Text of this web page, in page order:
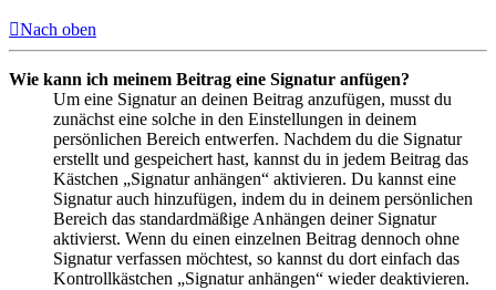
Nach oben
Wie kann ich meinem Beitrag eine Signatur anfügen?
Um eine Signatur an deinen Beitrag anzufügen, musst du
zunächst eine solche in den Einstellungen in deinem
persönlichen Bereich entwerfen. Nachdem du die Signatur
erstellt und gespeichert hast, kannst du in jedem Beitrag das
Kästchen „Signatur anhängen“ aktivieren. Du kannst eine
Signatur auch hinzufügen, indem du in deinem persönlichen
Bereich das standardmäßige Anhängen deiner Signatur
aktivierst. Wenn du einen einzelnen Beitrag dennoch ohne
Signatur verfassen möchtest, so kannst du dort einfach das
Kontrollkästchen „Signatur anhängen“ wieder deaktivieren.